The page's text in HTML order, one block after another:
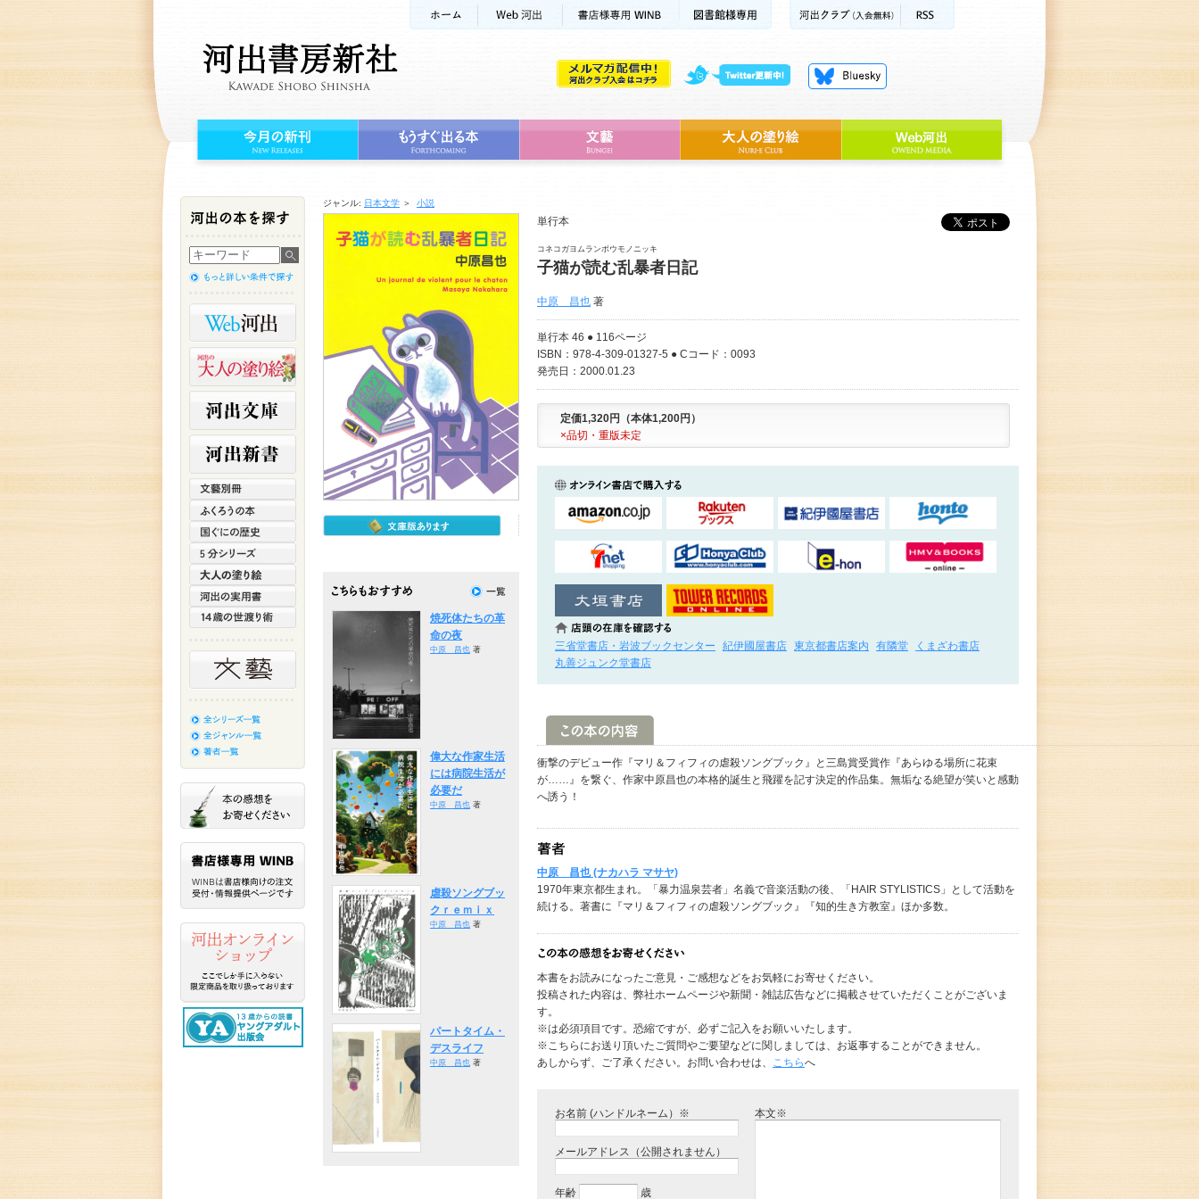
ジャンル: 日本文学 ＞ 小説
単行本
コネコガヨムランボウモノニッキ
子猫が読む乱暴者日記
中原 昌也 著
単行本 46 ● 116ページ
ISBN：978-4-309-01327-5 ● Cコード：0093
発売日：2000.01.23
定価1,320円（本体1,200円）
×品切・重版未定
三省堂書店・岩波ブックセンター 紀伊國屋書店 東京都書店案内 有隣堂
くまざわ書店
丸善ジュンク堂書店
衝撃のデビュー作『マリ＆フィフィの虐殺ソングブック』と三島賞受賞作『あらゆる場所に花束
が……』を繋ぐ、作家中原昌也の本格的誕生と飛躍を記す決定的作品集。無垢なる絶望が笑いと感動
へ誘う！
中原 昌也 (ナカハラ マサヤ)
1970年東京都生まれ。「暴力温泉芸者」名義で音楽活動の後、「HAIR STYLISTICS」として活動を
続ける。著書に『マリ＆フィフィの虐殺ソングブック』『知的生き方教室』ほか多数。
本書をお読みになったご意見・ご感想などをお気軽にお寄せください。
投稿された内容は、弊社ホームページや新聞・雑誌広告などに掲載させていただくことがございま
す。
※は必須項目です。恐縮ですが、必ずご記入をお願いいたします。
※こちらにお送り頂いたご質問やご要望などに関しましては、お返事することができません。
あしからず、ご了承ください。お問い合わせは、 こちらへ
お名前 (ハンドルネーム）※
メールアドレス（公開されません）
年齢 歳
本文※
焼死体たちの革
命の夜
中原 昌也 著
偉大な作家生活
には病院生活が
必要だ
中原 昌也 著
虐殺ソングブッ
クｒｅｍｉｘ
中原 昌也 著
パートタイム・
デスライフ
中原 昌也 著